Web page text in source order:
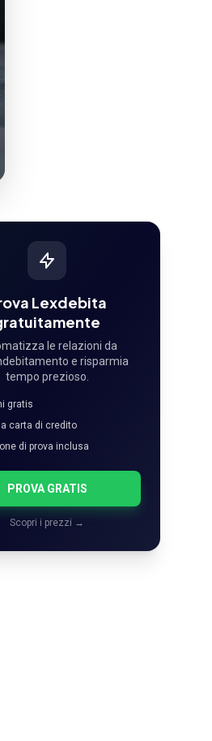
Lexdebita
le relazioni da
e risparmia
tempo prezioso.
gratis
carta di credito
di prova inclusa
PROVA GRATIS
Scopri i prezzi →